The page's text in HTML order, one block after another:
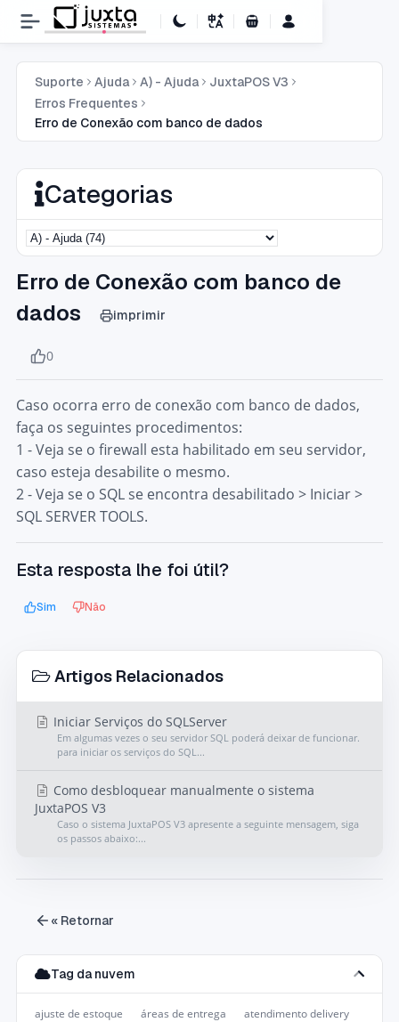
Carrinho de Compras
Suporte Ajuda A) - Ajuda
JuxtaPOS V3
Erros Frequentes
Erro de Conexão com banco de dados
Categorias
Erro de Conexão com banco de
dados
imprimir
0
Caso ocorra erro de conexão com banco de dados,
faça os seguintes procedimentos:
1 - Veja se o firewall esta habilitado em seu servidor,
caso esteja desabilite o mesmo.
2 - Veja se o SQL se encontra desabilitado > Iniciar >
SQL SERVER TOOLS.
Esta resposta lhe foi útil?
Sim Não
Artigos Relacionados
Iniciar Serviços do SQLServer
Em algumas vezes o seu servidor SQL poderá deixar de funcionar.
para iniciar os serviços do SQL...
Como desbloquear manualmente o sistema
JuxtaPOS V3
Caso o sistema JuxtaPOS V3 apresente a seguinte mensagem, siga
os passos abaixo:...
« Retornar
Tag da nuvem
ajuste de estoque áreas de entrega
atendimento delivery